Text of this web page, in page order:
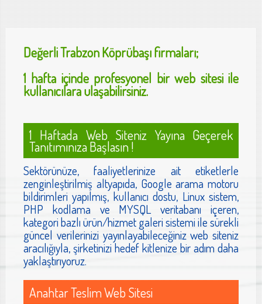
DeğerliTrabzon Köprübaşıfirmaları;
1 hafta içinde profesyonel bir web sitesi ile
kullanıcılara ulaşabilirsiniz.
1 Haftada Web Siteniz Yayına Geçerek
Tanıtımınıza Başlasın !
Sektörünüze, faaliyetlerinize ait etiketlerle
zenginleştirilmiş altyapıda, Google arama motoru
bildirimleri yapılmış, kullanıcı dostu, Linux sistem,
PHP kodlama ve MYSQL veritabanı içeren,
kategori bazlı ürün/hizmet galeri sistemi ile sürekli
güncel verilerinizi yayınlayabileceğiniz web siteniz
aracılığıyla, şirketinizi hedef kitlenize bir adım daha
yaklaştırıyoruz.
Anahtar Teslim Web Sitesi